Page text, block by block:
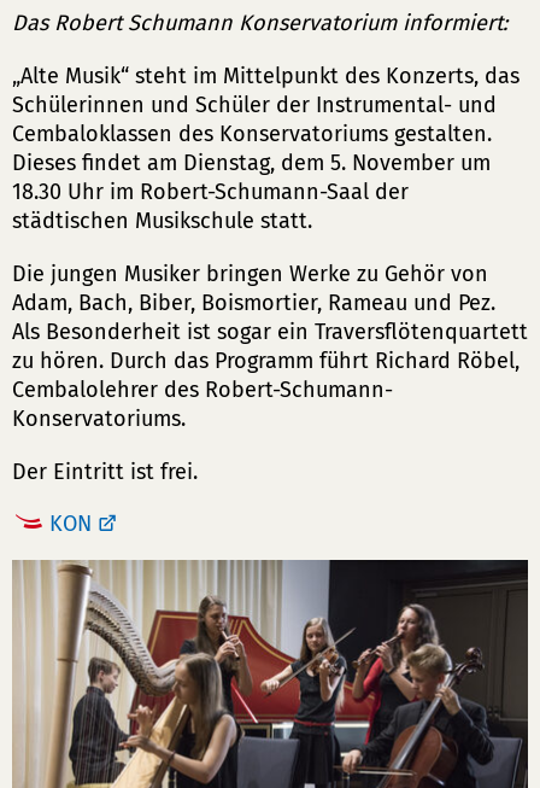
Das Robert Schumann Konservatorium informiert:
„Alte Musik“ steht im Mittelpunkt des Konzerts, das
Schülerinnen und Schüler der Instrumental- und
Cembaloklassen des Konservatoriums gestalten.
Dieses findet am Dienstag, dem 5. November um
18.30 Uhr im Robert-Schumann-Saal der
städtischen Musikschule statt.
Die jungen Musiker bringen Werke zu Gehör von
Adam, Bach, Biber, Boismortier, Rameau und Pez.
Als Besonderheit ist sogar ein Traversflötenquartett
zu hören. Durch das Programm führt Richard Röbel,
Cembalolehrer des Robert-Schumann-
Konservatoriums.
Der Eintritt ist frei.
KON